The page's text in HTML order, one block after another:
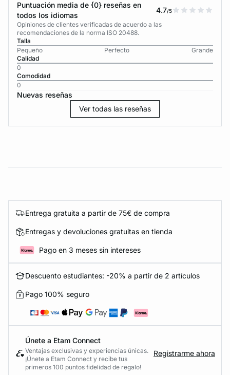
Puntuación media de {0} reseñas en
todos los idiomas
4.7/5
Opiniones de clientes verificadas de acuerdo a las
recomendaciones de la norma ISO 20488.
Talla
Pequeño
Perfecto
Grande
Calidad
0
Comodidad
0
Nuevas reseñas
Ver todas las reseñas
Entrega gratuita a partir de 75€ de compra
Entregas y devoluciones gratuitas en tienda
Pago en 3 meses sin intereses
Descuento estudiantes: -20% a partir de 2 artículos
Pago 100% seguro
Únete a Etam Connect
Ventajas exclusivas y experiencias únicas.
¡Únete a Etam Connect y recibe tus
primeros 100 puntos fidelidad de regalo!
Registrarme ahora